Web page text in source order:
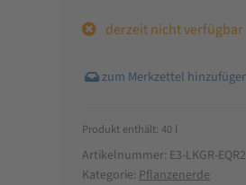
derzeit nicht verfügbar
Produkt enthält: 40 l
Artikelnummer: E3-LKGR-EQR2
Kategorie: Pflanzenerde